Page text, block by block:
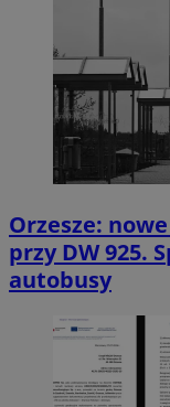
Orzesze:
przy DW 925.
autobusy